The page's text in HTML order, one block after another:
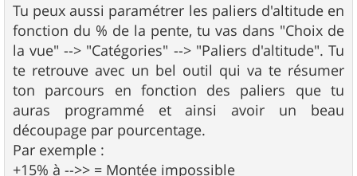
Tu peux aussi paramétrer les paliers d'altitude en
fonction du % de la pente, tu vas dans "Choix de
la vue" --> "Catégories" --> "Paliers d'altitude". Tu
te retrouve avec un bel outil qui va te résumer
ton parcours en fonction des paliers que tu
auras programmé et ainsi avoir un beau
découpage par pourcentage.
Par exemple :
+15% à -->> = Montée impossible